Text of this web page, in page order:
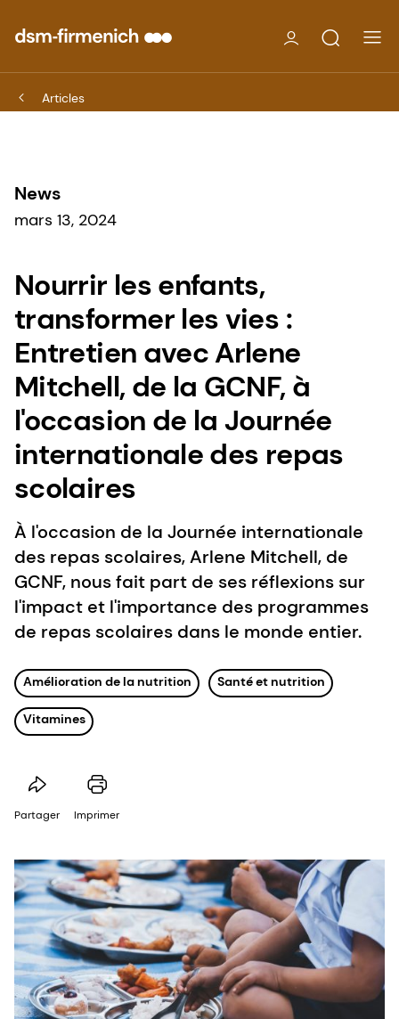
Articles
News
mars 13, 2024
Nourrir les enfants,
transformer les vies :
Entretien avec Arlene
Mitchell, de la GCNF, à
l'occasion de la Journée
internationale des repas
scolaires
À l'occasion de la Journée internationale
des repas scolaires, Arlene Mitchell, de
GCNF, nous fait part de ses réflexions sur
l'impact et l'importance des programmes
de repas scolaires dans le monde entier.
Amélioration de la nutrition Santé et nutrition
Vitamines
Partager Imprimer